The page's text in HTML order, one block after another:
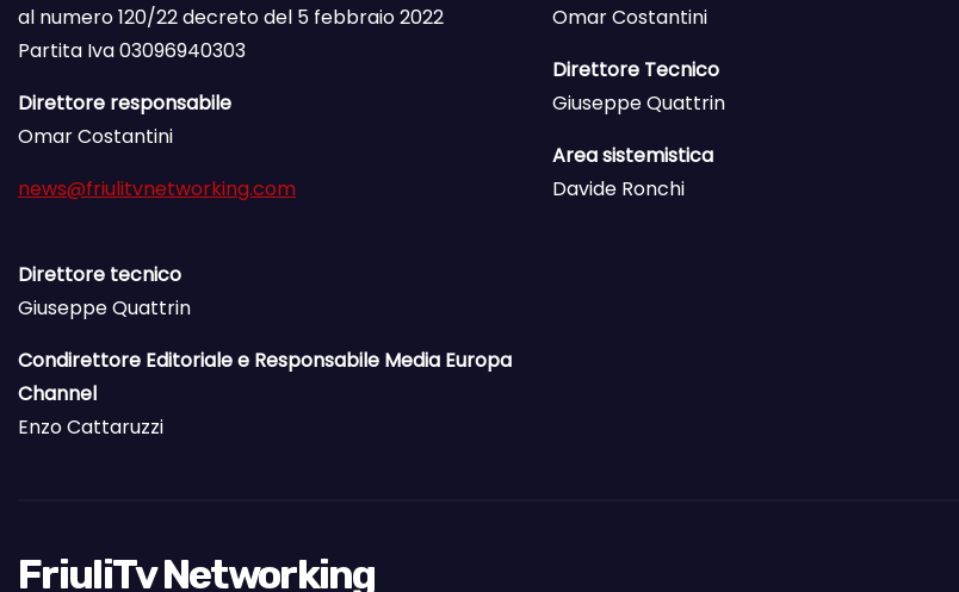
al numero 120/22 decreto del 5 febbraio 2022
Partita Iva 03096940303
Direttore responsabile
Omar Costantini
news@friulitvnetworking.com
Direttore tecnico
Giuseppe Quattrin
Condirettore Editoriale e Responsabile Media Europa
Channel
Enzo Cattaruzzi
Omar Costantini
Direttore Tecnico
Giuseppe Quattrin
Area sistemistica
Davide Ronchi
FriuliTv Networking